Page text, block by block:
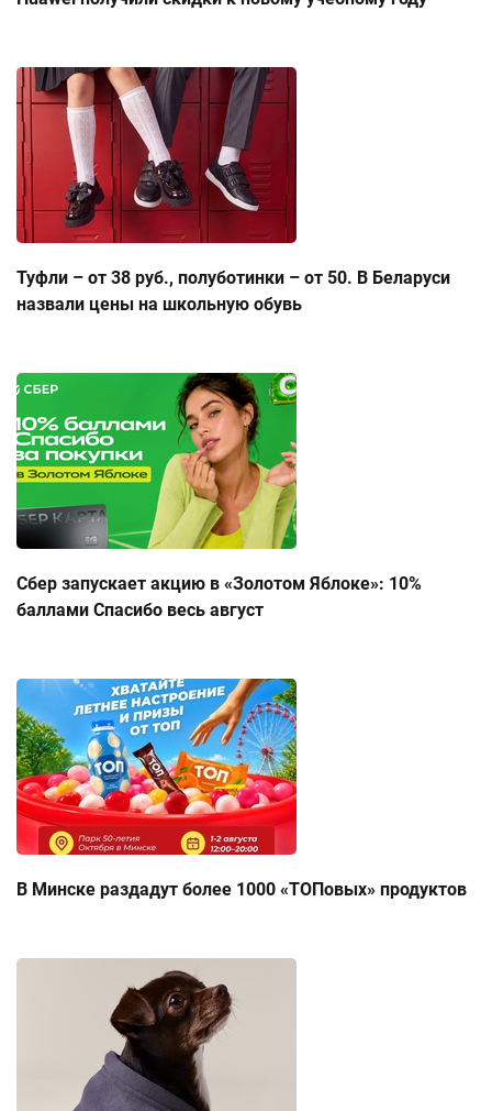
Туфли – от 38 руб., полуботинки – от 50. В Беларуси
назвали цены на школьную обувь
Сбер запускает акцию в «Золотом Яблоке»: 10%
баллами Спасибо весь август
В Минске раздадут более 1000 «ТОПовых» продуктов